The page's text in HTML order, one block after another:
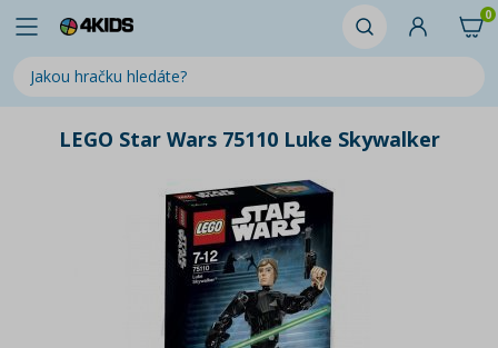
0
LEGO Star Wars 75110 Luke Skywalker